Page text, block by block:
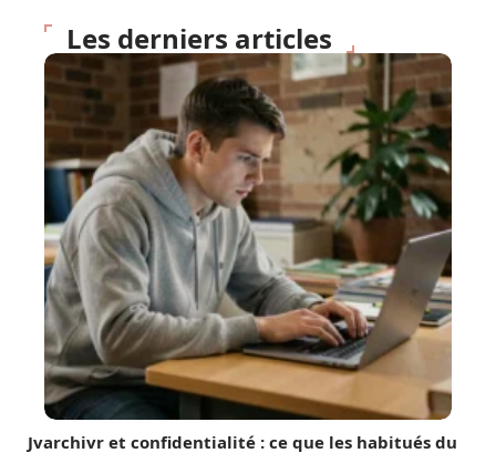
Les derniers articles
Jvarchivr et confidentialité : ce que les habitués du